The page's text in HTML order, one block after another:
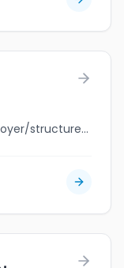
jobbank.gc.ca/browsejobs/employer/structures+r.b.r.+inc./ca